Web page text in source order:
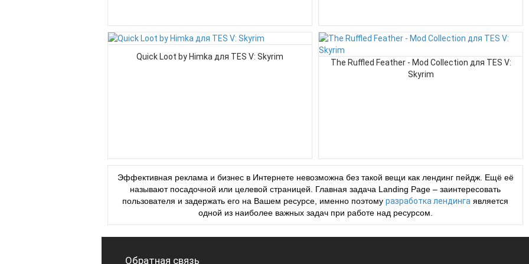
Quick Loot by Himka для TES V: Skyrim
The Ruffled Feather - Mod Collection для TES V:
Skyrim
Эффективная реклама и бизнес в Интернете невозможна без такой вещи как лендинг пейдж. Ещё её
называют посадочной или целевой страницей. Главная задача Landing Page – заинтересовать
пользователя и задержать его на Вашем ресурсе, именно поэтому разработка лендинга является
одной из наиболее важных задач при работе над ресурсом.
Обратная связь